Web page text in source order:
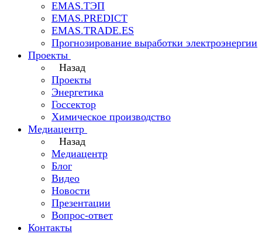
EMAS.ТЭП
EMAS.PREDICT
EMAS.TRADE.ES
Прогнозирование выработки электроэнергии
Проекты
Назад
Проекты
Энергетика
Госсектор
Химическое производство
Медиацентр
Назад
Медиацентр
Блог
Видео
Новости
Презентации
Вопрос-ответ
Контакты